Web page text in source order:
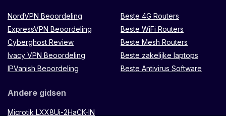
NordVPN Beoordeling
ExpressVPN Beoordeling
Cyberghost Review
Ivacy VPN Beoordeling
IPVanish Beoordeling
Beste 4G Routers
Beste WiFi Routers
Beste Mesh Routers
Beste zakelijke laptops
Beste Antivirus Software
Andere gidsen
Microtik LXX8Ui-2HaCK-IN